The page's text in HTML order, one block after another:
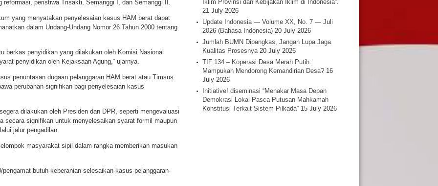
reformasi, peristiwa Trisakti, Semanggi I, dan Semanggi II.
yang menyatakan penyelesaian kasus HAM berat dapat
dalam Undang-Undang Nomor 26 Tahun 2000 tentang
berkas penyidikan yang dilakukan oleh Komisi Nasional
penyidikan oleh Kejaksaan Agung,” ujarnya.
penuntasan dugaan pelanggaran HAM berat atau Timsus
perubahan signifikan bagi penyelesaian kasus
dilakukan oleh Presiden dan DPR, seperti mengevaluasi
secara signifikan untuk menyelesaikan syarat formil maupun
jalur pengadilan.
masyarakat sipil dalam rangka memberikan masukan
butuh-keberanian-selesaikan-kasus-pelanggaran-
Iklim Provinsi dan Kebijakan Iklim di Indonesia”.
21 July 2026
Update Indonesia — Volume XX, No. 7 — Juli
2026 (Bahasa Indonesia) 20 July 2026
Jumlah BUMN Dipangkas, Jangan Lupa Jaga
Kualitas Prosesnya 20 July 2026
TIF 134 – Koperasi Desa Merah Putih:
Mampukah Mendorong Kemandirian Desa? 16
July 2026
Initiative! diseminasi “Menakar Masa Depan
Demokrasi Lokal Pasca Putusan Mahkamah
Konstitusi Terkait Sistem Pilkada” 15 July 2026